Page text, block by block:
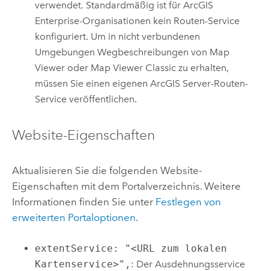
verwendet. Standardmäßig ist fürArcGIS
Enterprise-Organisationen kein Routen-Service
konfiguriert. Um in nicht verbundenen
Umgebungen Wegbeschreibungen von Map
Viewer oder Map Viewer Classic zu erhalten,
müssen Sie einen eigenenArcGIS Server-Routen-
Service veröffentlichen.
Website-Eigenschaften
Aktualisieren Sie die folgenden Website-
Eigenschaften mit dem Portalverzeichnis. Weitere
Informationen finden Sie unter Festlegen von
erweiterten Portaloptionen.
extentService: "<URL zum lokalen
Kartenservice>", : Der Ausdehnungsservice